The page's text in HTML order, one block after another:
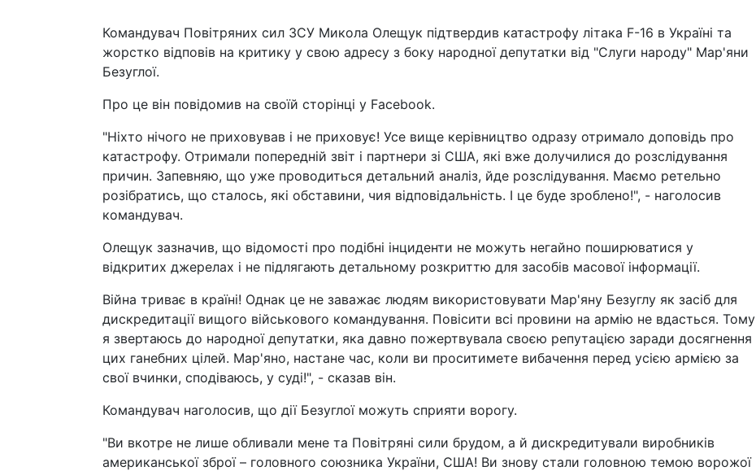
Командувач Повітряних сил ЗСУ Микола Олещук підтвердив катастрофу літака F-16 в Україні та
жорстко відповів на критику у свою адресу з боку народної депутатки від "Слуги народу" Мар'яни
Безуглої.
Про це він повідомив на своїй сторінці у Facebook.
"Ніхто нічого не приховував і не приховує! Усе вище керівництво одразу отримало доповідь про
катастрофу. Отримали попередній звіт і партнери зі США, які вже долучилися до розслідування
причин. Запевняю, що уже проводиться детальний аналіз, йде розслідування. Маємо ретельно
розібратись, що сталось, які обставини, чия відповідальність. І це буде зроблено!", - наголосив
командувач.
Олещук зазначив, що відомості про подібні інциденти не можуть негайно поширюватися у
відкритих джерелах і не підлягають детальному розкриттю для засобів масової інформації.
Війна триває в країні! Однак це не заважає людям використовувати Мар'яну Безуглу як засіб для
дискредитації вищого військового командування. Повісити всі провини на армію не вдасться. Тому
я звертаюсь до народної депутатки, яка давно пожертвувала своєю репутацією заради досягнення
цих ганебних цілей. Мар'яно, настане час, коли ви проситимете вибачення перед усією армією за
свої вчинки, сподіваюсь, у суді!", - сказав він.
Командувач наголосив, що дії Безуглої можуть сприяти ворогу.
"Ви вкотре не лише обливали мене та Повітряні сили брудом, а й дискредитували виробників
американської зброї – головного союзника України, США! Ви знову стали головною темою ворожої